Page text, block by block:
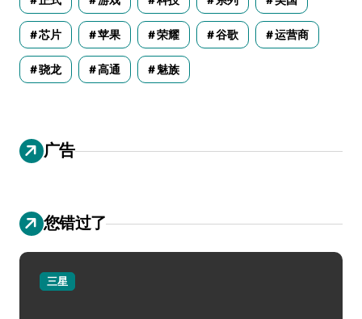
芯片 苹果 荣耀 谷歌 运营商
骁龙 高通 魅族
广告
您错过了
三星